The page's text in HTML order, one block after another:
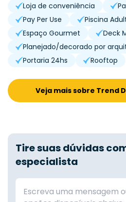
Loja de conveniência
Pay Per Use
Piscina
Espaço Gourmet
Deck
Planejado/decorado por
Portaria 24hs
Rooftop
Veja mais sobre Trend
Tire suas dúvidas
especialista